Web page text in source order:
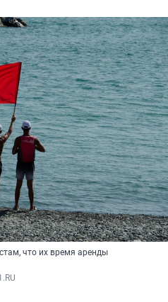
что их время аренды